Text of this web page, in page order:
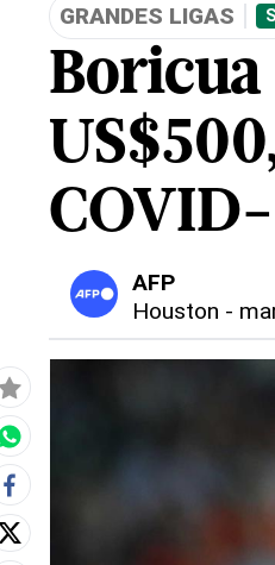
GRANDES LIGAS
Boricua
AFP
Houston -